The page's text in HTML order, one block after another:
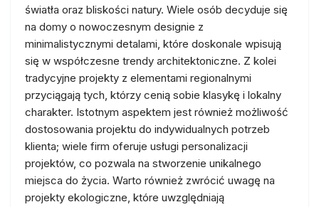
światła oraz bliskości natury. Wiele osób decyduje się
na domy o nowoczesnym designie z
minimalistycznymi detalami, które doskonale wpisują
się w współczesne trendy architektoniczne. Z kolei
tradycyjne projekty z elementami regionalnymi
przyciągają tych, którzy cenią sobie klasykę i lokalny
charakter. Istotnym aspektem jest również możliwość
dostosowania projektu do indywidualnych potrzeb
klienta; wiele firm oferuje usługi personalizacji
projektów, co pozwala na stworzenie unikalnego
miejsca do życia. Warto również zwrócić uwagę na
projekty ekologiczne, które uwzględniają